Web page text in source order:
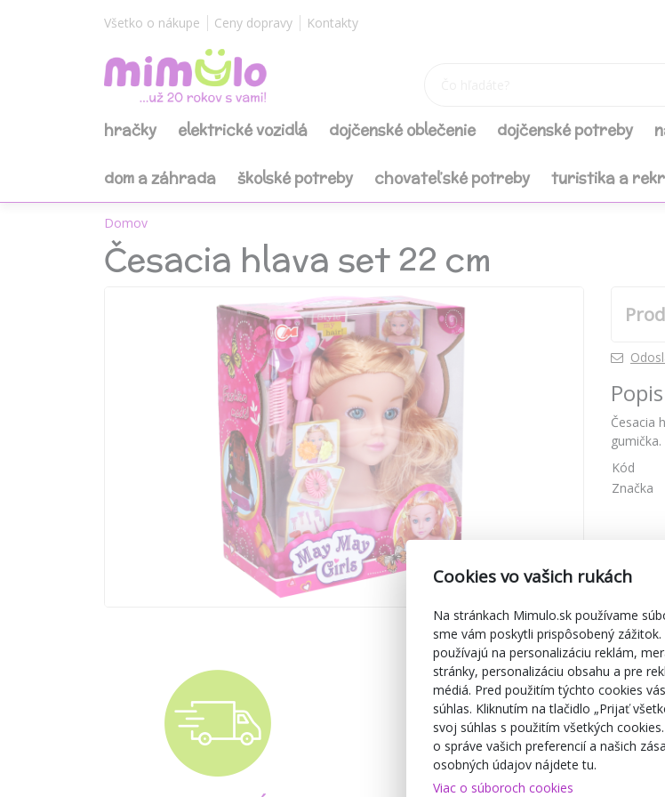
Všetko o nákupe Ceny dopravy Kontakty
hračky elektrické vozidlá dojčenské oblečenie dojčenské potreby
dom a záhrada školské potreby chovateľské potreby turistika a
Domov
Česacia hlava set 22 cm
Česacia
gumička.
Kód
Značka
Cookies vo vašich rukách
Na stránkach Mimulo.sk používame
sme vám poskytli prispôsobený zážitok.
používajú na personalizáciu reklám,
stránky, personalizáciu obsahu a pre
médiá. Pred použitím týchto cookies
súhlas. Kliknutím na tlačidlo „Prijať
svoj súhlas s použitím všetkých
o správe vašich preferencií a našich
osobných údajov nájdete tu.
Viac o súboroch cookies